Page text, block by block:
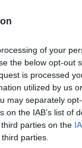
of your
the below opt-out
is processed
utilized by us
may separately
the IAB’s list of
parties on the
parties.